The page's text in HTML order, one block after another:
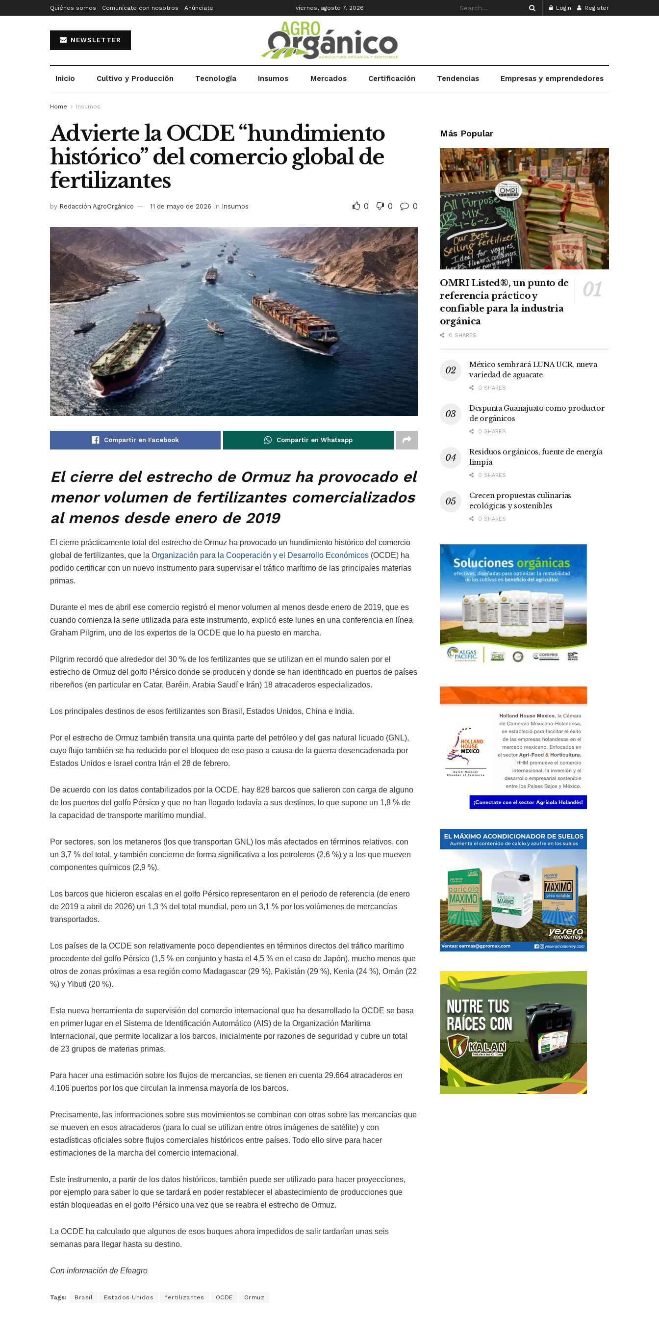
Quiénes somos Comunícate con nosotros Anúnciate viernes, agosto 7, 2026 Login Register
NEWSLETTER
Inicio Cultivo y Producción Tecnología Insumos Mercados Certificación Tendencias Empresas y emprendedores
Home Insumos
Advierte la OCDE “hundimiento
histórico” del comercio global de
fertilizantes
by Redacción AgroOrgánico 11 de mayo de 2026 in Insumos 0 0 0
Compartir en Facebook Compartir en Whatsapp
El cierre del estrecho de Ormuz ha provocado el
menor volumen de fertilizantes comercializados
al menos desde enero de 2019
El cierre prácticamente total del estrecho de Ormuz ha provocado un hundimiento histórico del comercio
global de fertilizantes, que la Organización para la Cooperación y el Desarrollo Económicos (OCDE) ha
podido certificar con un nuevo instrumento para supervisar el tráfico marítimo de las principales materias
primas.
Durante el mes de abril ese comercio registró el menor volumen al menos desde enero de 2019, que es
cuando comienza la serie utilizada para este instrumento, explicó este lunes en una conferencia en línea
Graham Pilgrim, uno de los expertos de la OCDE que lo ha puesto en marcha.
Pilgrim recordó que alrededor del 30 % de los fertilizantes que se utilizan en el mundo salen por el
estrecho de Ormuz del golfo Pérsico donde se producen y donde se han identificado en puertos de países
ribereños (en particular en Catar, Baréin, Arabia Saudí e Irán) 18 atracaderos especializados.
Los principales destinos de esos fertilizantes son Brasil, Estados Unidos, China e India.
Por el estrecho de Ormuz también transita una quinta parte del petróleo y del gas natural licuado (GNL),
cuyo flujo también se ha reducido por el bloqueo de ese paso a causa de la guerra desencadenada por
Estados Unidos e Israel contra Irán el 28 de febrero.
De acuerdo con los datos contabilizados por la OCDE, hay 828 barcos que salieron con carga de alguno
de los puertos del golfo Pérsico y que no han llegado todavía a sus destinos, lo que supone un 1,8 % de
la capacidad de transporte marítimo mundial.
Por sectores, son los metaneros (los que transportan GNL) los más afectados en términos relativos, con
un 3,7 % del total, y también concierne de forma significativa a los petroleros (2,6 %) y a los que mueven
componentes químicos (2,9 %).
Los barcos que hicieron escalas en el golfo Pérsico representaron en el periodo de referencia (de enero
de 2019 a abril de 2026) un 1,3 % del total mundial, pero un 3,1 % por los volúmenes de mercancías
transportados.
Los países de la OCDE son relativamente poco dependientes en términos directos del tráfico marítimo
procedente del golfo Pérsico (1,5 % en conjunto y hasta el 4,5 % en el caso de Japón), mucho menos que
otros de zonas próximas a esa región como Madagascar (29 %), Pakistán (29 %), Kenia (24 %), Omán (22
%) y Yibuti (20 %).
Esta nueva herramienta de supervisión del comercio internacional que ha desarrollado la OCDE se basa
en primer lugar en el Sistema de Identificación Automático (AIS) de la Organización Marítima
Internacional, que permite localizar a los barcos, inicialmente por razones de seguridad y cubre un total
de 23 grupos de materias primas.
Para hacer una estimación sobre los flujos de mercancías, se tienen en cuenta 29.664 atracaderos en
4.106 puertos por los que circulan la inmensa mayoría de los barcos.
Precisamente, las informaciones sobre sus movimientos se combinan con otras sobre las mercancías que
se mueven en esos atracaderos (para lo cual se utilizan entre otros imágenes de satélite) y con
estadísticas oficiales sobre flujos comerciales históricos entre países. Todo ello sirve para hacer
estimaciones de la marcha del comercio internacional.
Este instrumento, a partir de los datos históricos, también puede ser utilizado para hacer proyecciones,
por ejemplo para saber lo que se tardará en poder restablecer el abastecimiento de producciones que
están bloqueadas en el golfo Pérsico una vez que se reabra el estrecho de Ormuz.
La OCDE ha calculado que algunos de esos buques ahora impedidos de salir tardarían unas seis
semanas para llegar hasta su destino.
Con información de Efeagro
Tags: Brasil Estados Unidos fertilizantes OCDE Ormuz
Más Popular
OMRI Listed®, un punto de
referencia práctico y
confiable para la industria
orgánica
0 SHARES
México sembrará LUNA UCR, nueva
variedad de aguacate
0 SHARES
Despunta Guanajuato como productor
de orgánicos
0 SHARES
Residuos orgánicos, fuente de energía
limpia
0 SHARES
Crecen propuestas culinarias
ecológicas y sostenibles
0 SHARES